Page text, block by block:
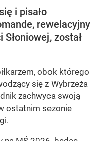
i pisało
rewelacyjny
został
obok którego
się z Wybrzeża
zachwyca swoją
ostatnim sezonie